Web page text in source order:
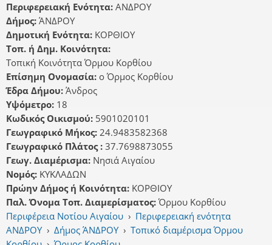
Περιφερειακή Ενότητα: ΑΝΔΡΟΥ
Δήμος: ΆΝΔΡΟΥ
Δημοτική Ενότητα: ΚΟΡΘΙΟΥ
Τοπ. ή Δημ. Κοινότητα:
Τοπική Κοινότητα Όρμου Κορθίου
Επίσημη Ονομασία: ο Όρμος Κορθίου
Έδρα Δήμου: Άνδρος
Υψόμετρο: 18
Κωδικός Οικισμού: 5901020101
Γεωγραφικό Μήκος: 24.9483582368
Γεωγραφικό Πλάτος : 37.7698873055
Γεωγ. Διαμέρισμα: Νησιά Αιγαίου
Νομός: ΚΥΚΛΑΔΩΝ
Πρώην Δήμος ή Κοινότητα: ΚΟΡΘΙΟΥ
Παλ. Όνομα Τοπ. Διαμερίσματος: Όρμου Κορθίου
Περιφέρεια Νοτίου Αιγαίου › Περιφερειακή ενότητα
ΑΝΔΡΟΥ › Δήμος ΆΝΔΡΟΥ › Τοπικό διαμέρισμα Όρμου